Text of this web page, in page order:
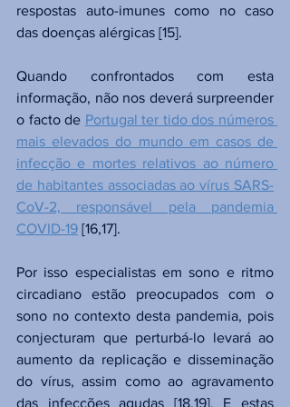
respostas auto-imunes como no caso
das doenças alérgicas [15].
Quando confrontados com esta
informação, não nos deverá surpreender
o facto de Portugal ter tido dos números
mais elevados do mundo em casos de
infecção e mortes relativos ao número
de habitantes associadas ao vírus SARS-
CoV-2, responsável pela pandemia
COVID-19 [16,17].
Por isso especialistas em sono e ritmo
circadiano estão preocupados com o
sono no contexto desta pandemia, pois
conjecturam que perturbá-lo levará ao
aumento da replicação e disseminação
do vírus, assim como ao agravamento
das infecções agudas [18,19]. E estas